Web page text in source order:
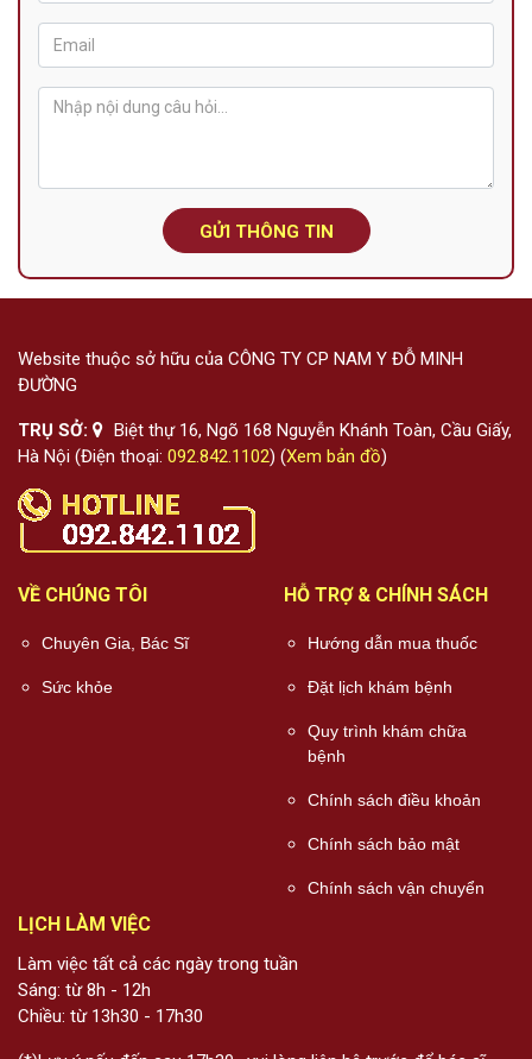
GỬI THÔNG TIN
Website thuộc sở hữu của CÔNG TY CP NAM Y ĐỖ MINH
ĐƯỜNG
TRỤ SỞ:
Biệt thự 16, Ngõ 168 Nguyễn Khánh Toàn, Cầu Giấy,
Hà Nội (Điện thoại: 092.842.1102) (Xem bản đồ)
VỀ CHÚNG TÔI
Chuyên Gia, Bác Sĩ
Sức khỏe
HỖ TRỢ & CHÍNH SÁCH
Hướng dẫn mua thuốc
Đặt lịch khám bệnh
Quy trình khám chữa
bệnh
Chính sách điều khoản
Chính sách bảo mật
Chính sách vận chuyển
LỊCH LÀM VIỆC
Làm việc tất cả các ngày trong tuần
Sáng: từ 8h - 12h
Chiều: từ 13h30 - 17h30